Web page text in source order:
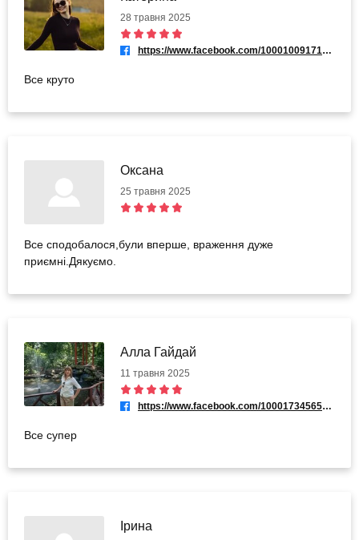
28 травня 2025
https://www.facebook.com/100010091710350
Все круто
Оксана
25 травня 2025
Все сподобалося,були вперше, враження дуже
приємні.Дякуємо.
Алла Гайдай
11 травня 2025
https://www.facebook.com/100017345658145
Все супер
Ірина